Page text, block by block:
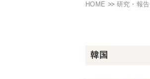
HOME 研究・報告
韓国